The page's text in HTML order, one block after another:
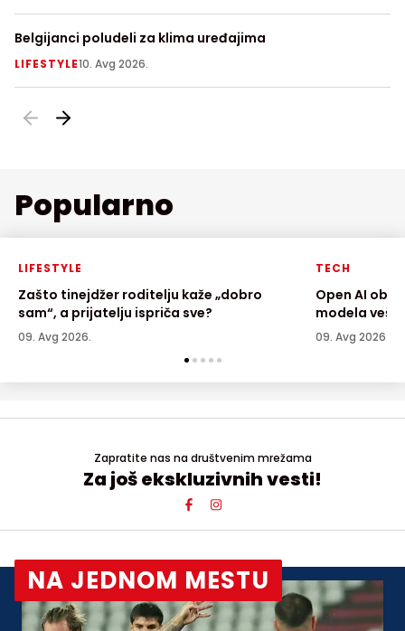
Belgijanci poludeli za klima uređajima
LIFESTYLE10. Avg 2026.
Popularno
LIFESTYLE
Zašto tinejdžer roditelju kaže „dobro
sam“, a prijatelju ispriča sve?
09. Avg 2026.
TECH
Open AI
modela
09. Avg 2026.
Zapratite nas na društvenim mrežama
Za još ekskluzivnih vesti!
NA JEDNOM MESTU